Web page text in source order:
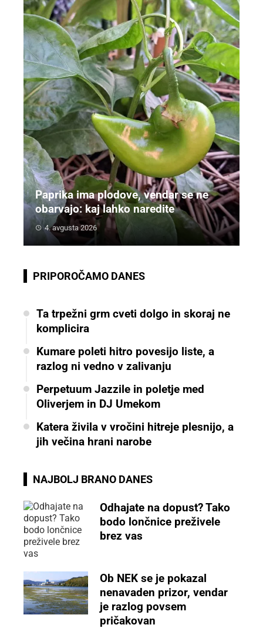
Paprika ima plodove, vendar se ne
obarvajo: kaj lahko naredite
4. avgusta 2026
PRIPOROČAMO DANES
Ta trpežni grm cveti dolgo in skoraj ne
komplicira
Kumare poleti hitro povesijo liste, a
razlog ni vedno v zalivanju
Perpetuum Jazzile in poletje med
Oliverjem in DJ Umekom
Katera živila v vročini hitreje plesnijo, a
jih večina hrani narobe
NAJBOLJ BRANO DANES
Odhajate na dopust? Tako
bodo lončnice preživele
brez vas
Ob NEK se je pokazal
nenavaden prizor, vendar
je razlog povsem
pričakovan